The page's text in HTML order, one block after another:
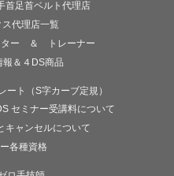
首足首ベルト代理店
代理店一覧
ター ＆ トレーナー
報＆４DS商品
ート（S字カーブ定規）
セミナー受講料について
キャンセルについて
各種資格